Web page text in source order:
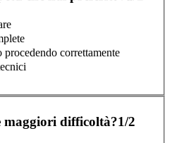
correttamente
maggiori difficoltà?1/2